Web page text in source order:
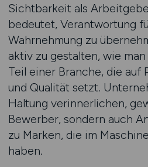
Sichtbarkeit als
bedeutet, Verantwortung
Wahrnehmung zu
aktiv zu gestalten, wie
Teil einer Branche, die auf
und Qualität setzt.
Haltung verinnerlichen,
Bewerber, sondern auch
zu Marken, die im
haben.